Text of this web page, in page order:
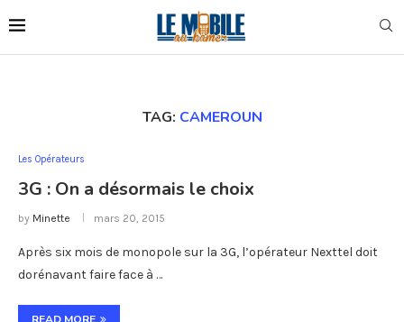
TAG: CAMEROUN
Les Opérateurs
3G : On a désormais le choix
by Minette mars 20, 2015
Après six mois de monopole sur la 3G, l’opérateur Nexttel doit
dorénavant faire face à …